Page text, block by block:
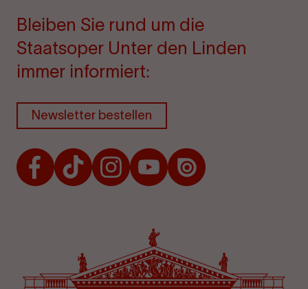
Bleiben Sie rund um die
Staatsoper Unter den Linden
immer informiert:
Newsletter bestellen
FacebookTikTokInstagramYoutubeIssuu